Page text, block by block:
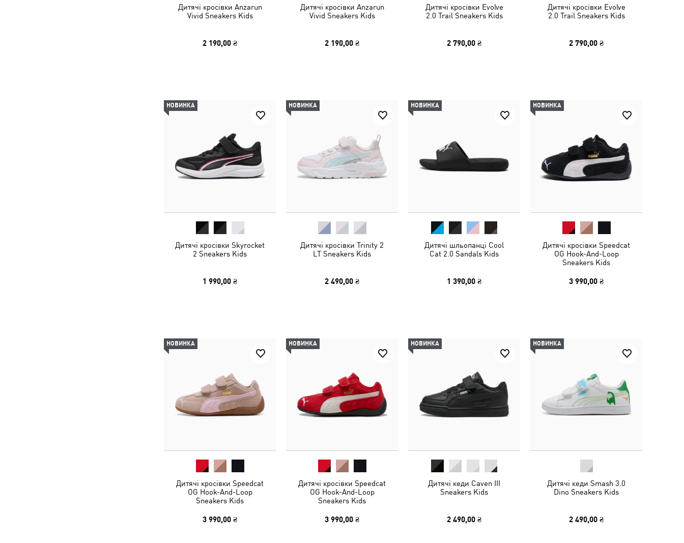
Дитячі кросівки Anzarun
Vivid Sneakers Kids
2 190,00 ₴
Дитячі кросівки Anzarun
Vivid Sneakers Kids
2 190,00 ₴
Дитячі кросівки Evolve
2.0 Trail Sneakers Kids
2 790,00 ₴
Дитячі кросівки Evolve
2.0 Trail Sneakers Kids
2 790,00 ₴
НОВИНКА
Дитячі кросівки Skyrocket
2 Sneakers Kids
1 990,00 ₴
НОВИНКА
Дитячі кросівки Trinity 2
LT Sneakers Kids
2 490,00 ₴
НОВИНКА
Дитячі шльопанці Cool
Cat 2.0 Sandals Kids
1 390,00 ₴
НОВИНКА
Дитячі кросівки Speedcat
OG Hook-And-Loop
Sneakers Kids
3 990,00 ₴
НОВИНКА
Дитячі кросівки Speedcat
OG Hook-And-Loop
Sneakers Kids
3 990,00 ₴
НОВИНКА
Дитячі кросівки Speedcat
OG Hook-And-Loop
Sneakers Kids
3 990,00 ₴
НОВИНКА
Дитячі кеди Caven III
Sneakers Kids
2 490,00 ₴
НОВИНКА
Дитячі кеди Smash 3.0
Dino Sneakers Kids
2 490,00 ₴